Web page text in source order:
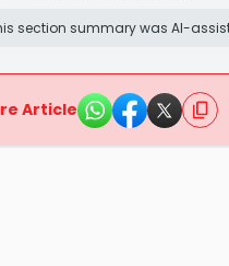
section summary was AI-
Article